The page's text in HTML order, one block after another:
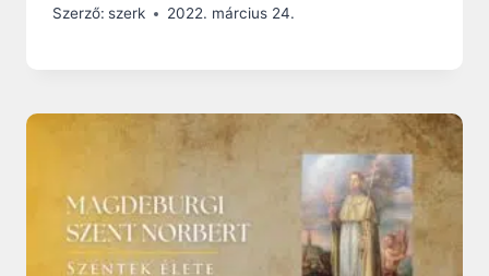
Szerző: szerk 2022. március 24.